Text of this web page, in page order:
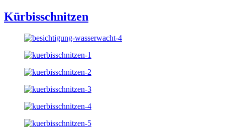
Kürbisschnitzen